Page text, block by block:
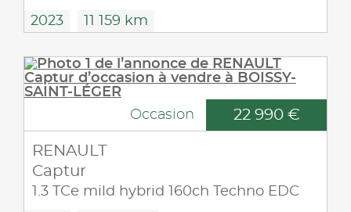
2023 11 159 km
Occasion 22 990 €
RENAULT
Captur
1.3 TCe mild hybrid 160ch Techno EDC